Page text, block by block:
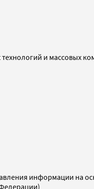
и массовых
информации на